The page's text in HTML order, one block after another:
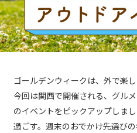
ゴールデンウィークは、外で楽
今回は関西で開催される、グル
のイベントをピックアップしま
過ごす。週末のおでかけ先選び